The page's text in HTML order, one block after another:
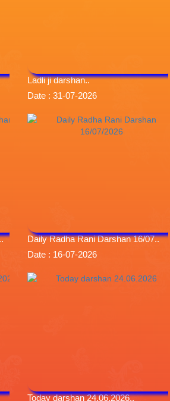
Ladli ji darshan..
Date : 31-07-2026
Daily Radha Rani Darshan 16/07..
Date : 16-07-2026
Today darshan 24.06.2026..